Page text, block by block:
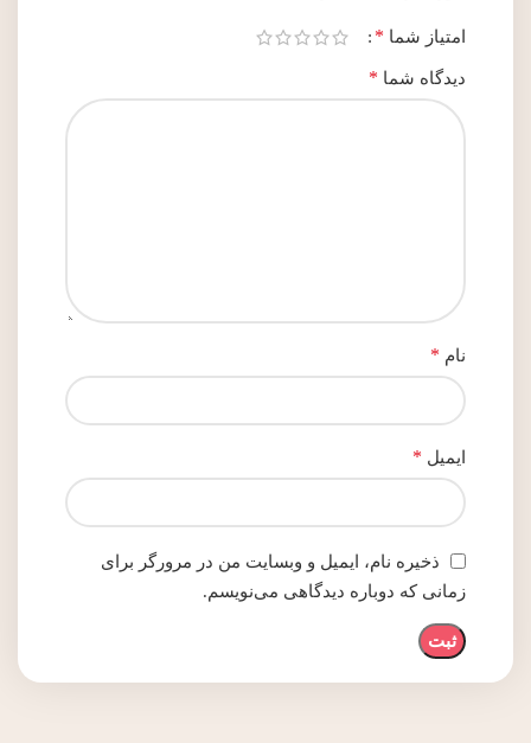
امتیاز شما *
دیدگاه شما *
نام *
ایمیل *
ذخیره نام، ایمیل و وبسایت من در مرورگر برای
زمانی که دوباره دیدگاهی می‌نویسم.